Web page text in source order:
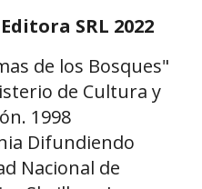
SRL 2022
de los Bosques"
de Cultura y
1998
Difundiendo
Nacional de